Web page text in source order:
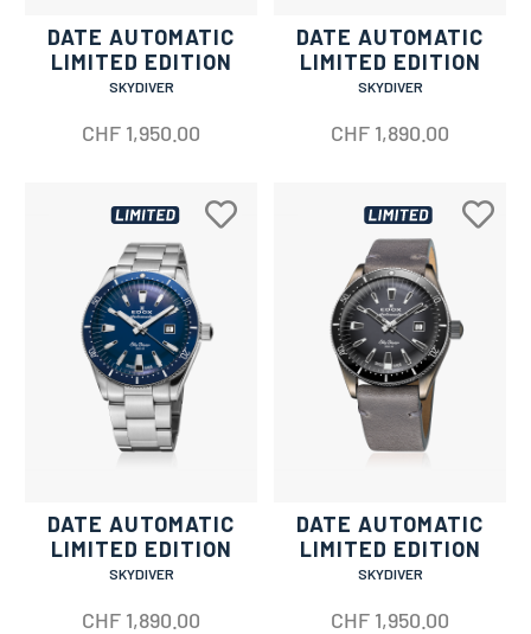
DATE AUTOMATIC
LIMITED EDITION
SKYDIVER
CHF 1,950.00
DATE AUTOMATIC
LIMITED EDITION
SKYDIVER
CHF 1,890.00
DATE AUTOMATIC
LIMITED EDITION
SKYDIVER
CHF 1,890.00
DATE AUTOMATIC
LIMITED EDITION
SKYDIVER
CHF 1,950.00